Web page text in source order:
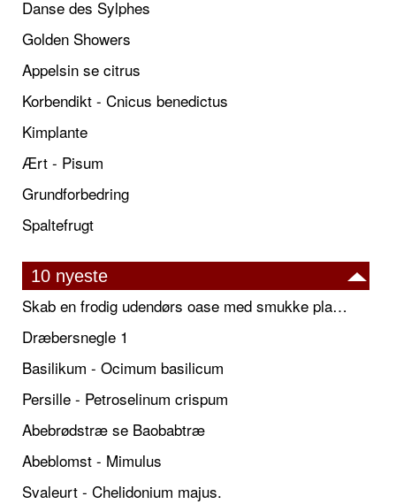
Danse des Sylphes
Golden Showers
Appelsin se citrus
Korbendikt - Cnicus benedictus
Kimplante
Ært - Pisum
Grundforbedring
Spaltefrugt
10 nyeste
Skab en frodig udendørs oase med smukke plantekrukker og elegante espalier
Dræbersnegle 1
Basilikum - Ocimum basilicum
Persille - Petroselinum crispum
Abebrødstræ se Baobabtræ
Abeblomst - Mimulus
Svaleurt - Chelidonium majus.